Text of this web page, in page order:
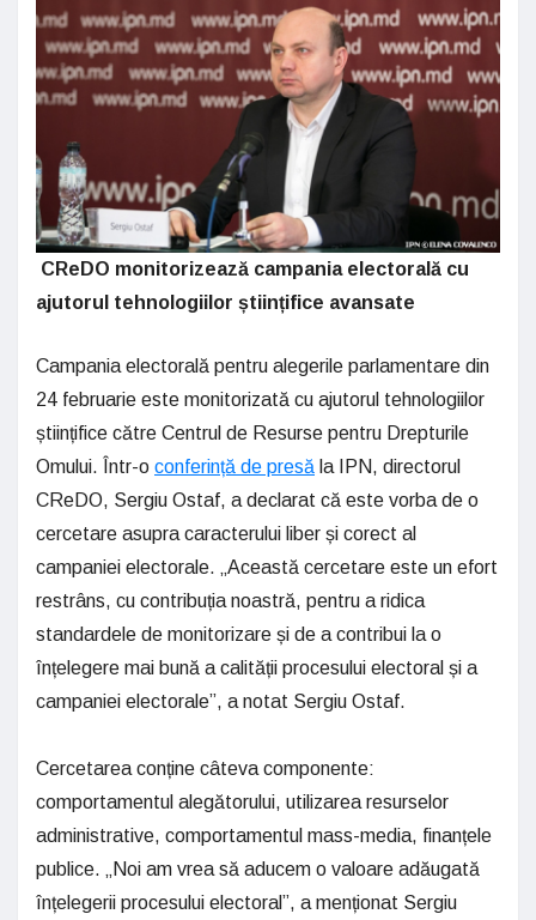
CReDO monitorizează campania electorală cu
ajutorul tehnologiilor științifice avansate
Campania electorală pentru alegerile parlamentare din
24 februarie este monitorizată cu ajutorul tehnologiilor
științifice către Centrul de Resurse pentru Drepturile
Omului. Într-o conferință de presă la IPN, directorul
CReDO, Sergiu Ostaf, a declarat că este vorba de o
cercetare asupra caracterului liber și corect al
campaniei electorale. „Această cercetare este un efort
restrâns, cu contribuția noastră, pentru a ridica
standardele de monitorizare și de a contribui la o
înțelegere mai bună a calității procesului electoral și a
campaniei electorale”, a notat Sergiu Ostaf.
Cercetarea conține câteva componente:
comportamentul alegătorului, utilizarea resurselor
administrative, comportamentul mass-media, finanțele
publice. „Noi am vrea să aducem o valoare adăugată
înțelegerii procesului electoral”, a menționat Sergiu